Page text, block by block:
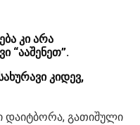
კი არა
“ააშენეთ”.
კიდევ,
დაიტბორა, გათიშული